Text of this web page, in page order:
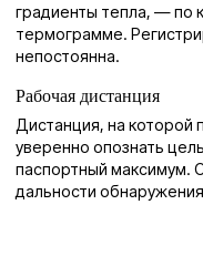
градиенты тепла, — по
термограмме.
непостоянна.
Рабочая дистанция
Дистанция, на
уверенно опознать
паспортный максимум.
дальности